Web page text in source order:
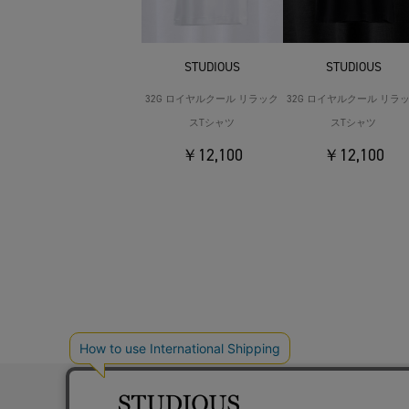
STUDIOUS
32G ロイヤルクール リラック
スTシャツ
￥12,100
STUDIOUS
32G ロイヤルクール リラ
スTシャツ
￥12,100